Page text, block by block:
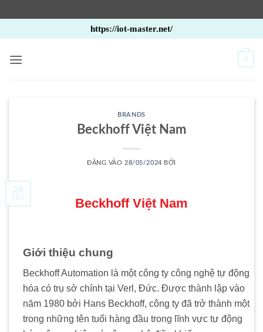
qua
nội
https://iot-master.net/
0
BRANDS
Beckhoff Việt Nam
ĐĂNG VÀO 28/05/2024 BỞI
28
Th5 Beckhoff Việt Nam
Giới thiệu chung
Beckhoff Automation là một công ty công nghệ tự động
hóa có trụ sở chính tại Verl, Đức. Được thành lập vào
năm 1980 bởi Hans Beckhoff, công ty đã trở thành một
trong những tên tuổi hàng đầu trong lĩnh vực tự động